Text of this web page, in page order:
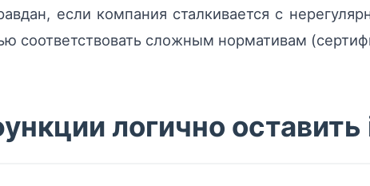
если компания сталкивается с
соответствовать сложным нормативам
логично